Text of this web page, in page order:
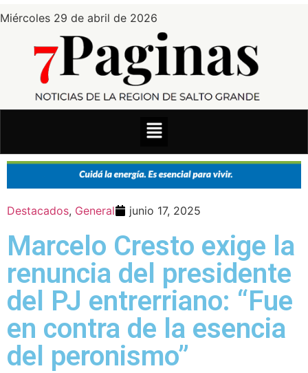
Miércoles 29 de abril de 2026
Destacados, General junio 17, 2025
Marcelo Cresto exige la
renuncia del presidente
del PJ entrerriano: “Fue
en contra de la esencia
del peronismo”